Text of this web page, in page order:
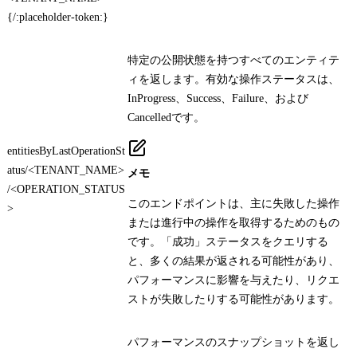
{/:placeholder-token:}
entitiesByLastOperationSt
atus/<TENANT_NAME>
/<OPERATION_STATUS
>
特定の公開状態を持つすべてのエンティテ
ィを返します。有効な操作ステータスは、
InProgress、 Success、 Failure、および
Cancelledです。
メモ
このエンドポイントは、主に失敗した操作
または進行中の操作を取得するためのもの
です。「成功」ステータスをクエリする
と、多くの結果が返される可能性があり、
パフォーマンスに影響を与えたり、リクエ
ストが失敗したりする可能性があります。
パフォーマンスのスナップショットを返し